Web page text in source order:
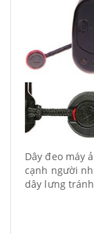
Dây đeo máy
cạnh người
dây lưng